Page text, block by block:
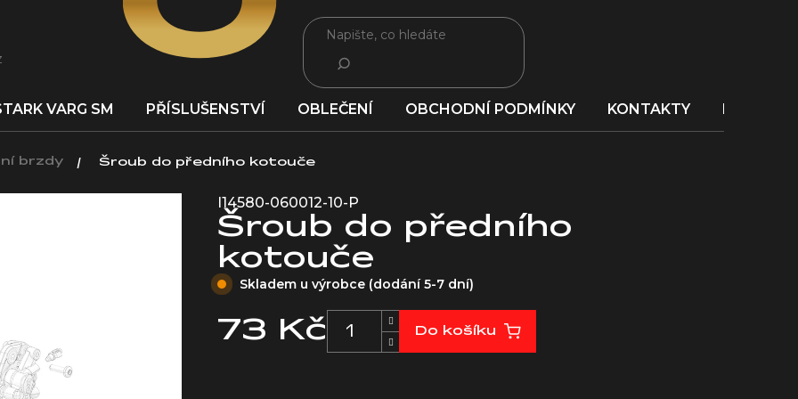
HLEDAT
VARG SM PŘÍSLUŠENSTVÍ OBLEČENÍ OBCHODNÍ PODMÍNKY KONTAKTY
brzdy Šroub do předního kotouče
I14580-060012-10-P
Šroub do předního
kotouče
73 Kč
Skladem u výrobce (dodání 5-7 dní)
Do košíku